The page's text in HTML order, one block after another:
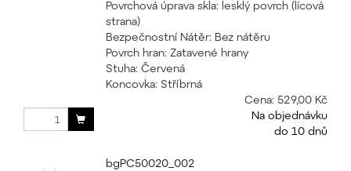
Povrchová úprava skla: lesklý povrch (lícová
strana)
Bezpečnostní Nátěr: Bez nátěru
Povrch hran: Zatavené hrany
Stuha: Červená
Koncovka: Stříbrná
Cena: 529,00 Kč
Na objednávku
do 10 dnů
bgPC50020_002